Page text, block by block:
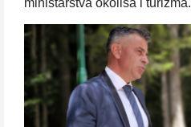
ministarstva okoliša i turizma.